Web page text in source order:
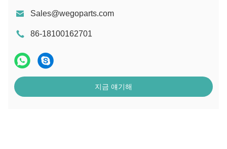
Sales@wegoparts.com
86-18100162701
지금 얘기해